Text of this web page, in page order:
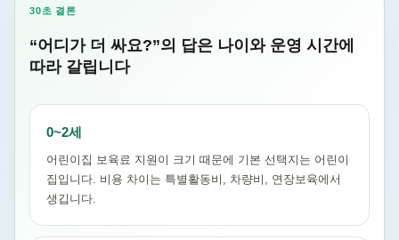
30초 결론
“어디가 더 싸요?”의 답은 나이와 운영 시간에
따라 갈립니다
0~2세
어린이집 보육료 지원이 크기 때문에 기본 선택지는 어린이
집입니다. 비용 차이는 특별활동비, 차량비, 연장보육에서
생깁니다.